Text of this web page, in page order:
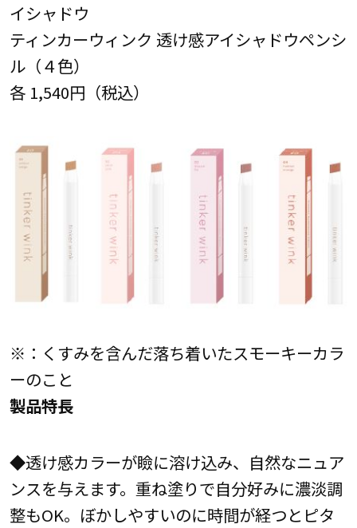
イシャドウ
ティンカーウィンク 透け感アイシャドウペンシ
ル（４色）
各 1,540円（税込）
※：くすみを含んだ落ち着いたスモーキーカラ
ーのこと
製品特長
◆透け感カラーが瞼に溶け込み、自然なニュア
ンスを与えます。重ね塗りで自分好みに濃淡調
整もOK。ぼかしやすいのに時間が経つとピタ